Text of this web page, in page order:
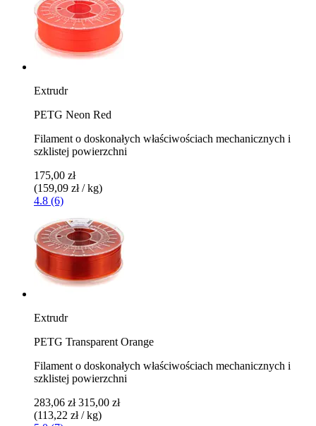
Extrudr
PETG Neon Red
Filament o doskonałych właściwościach mechanicznych i
szklistej powierzchni
175,00 zł
(159,09 zł / kg)
4.8 (6)
Extrudr
PETG Transparent Orange
Filament o doskonałych właściwościach mechanicznych i
szklistej powierzchni
283,06 zł 315,00 zł
(113,22 zł / kg)